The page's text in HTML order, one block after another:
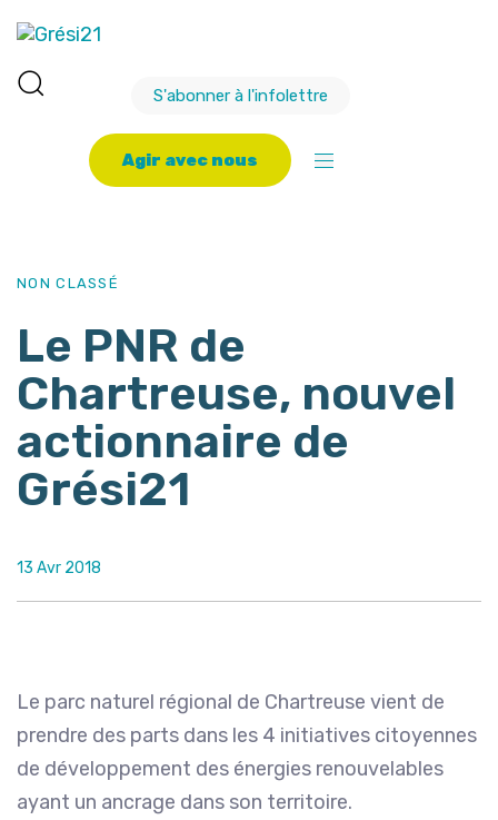
S'abonner à l'infolettre
Agir avec nous
NON CLASSÉ
Le PNR de
Chartreuse, nouvel
actionnaire de
Grési21
13 Avr 2018
Le parc naturel régional de Chartreuse vient de
prendre des parts dans les 4 initiatives citoyennes
de développement des énergies renouvelables
ayant un ancrage dans son territoire.